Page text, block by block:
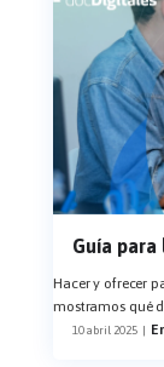
Guía
Hacer y ofrecer
mostramos qué
10 abril 2025 |